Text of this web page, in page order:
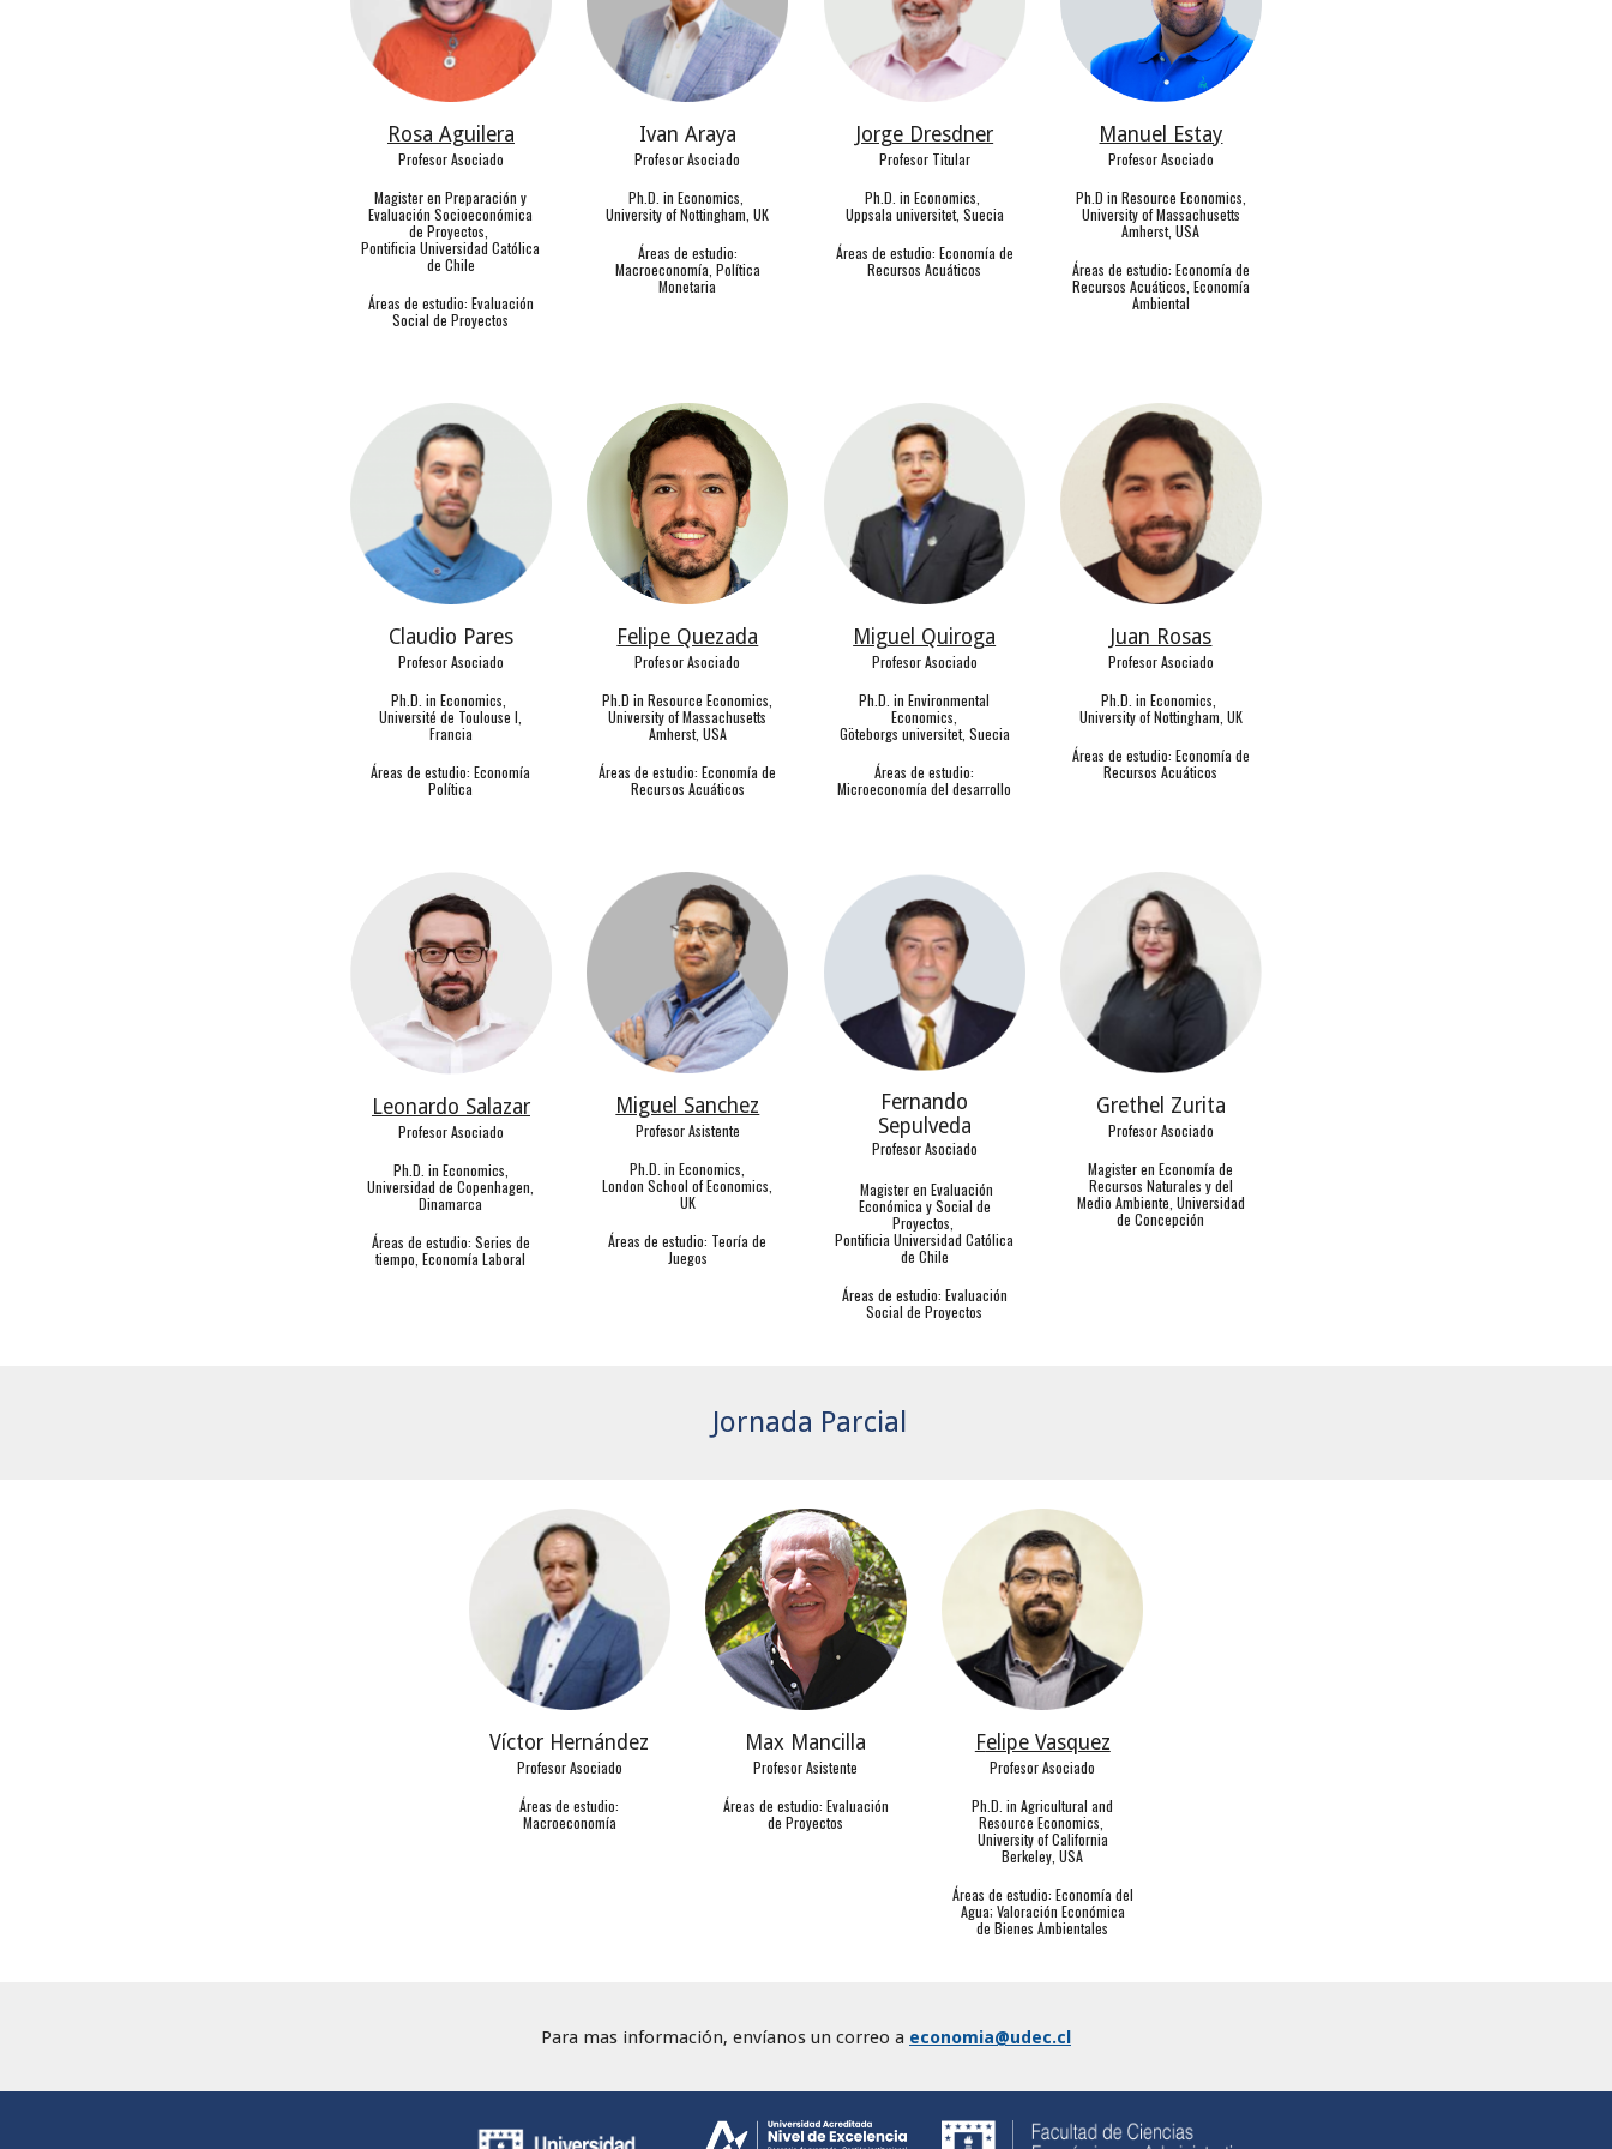
Rosa Aguilera
Profesor Asociado
Magister en Preparación y
Evaluación Socioeconómica
de Proyectos,
Pontificia Universidad Católica
de Chile
Áreas de estudio: Evaluación
Social de Proyectos
Ivan Araya
Profesor Asociado
Ph.D. in Economics,
University of Nottingham, UK
Áreas de estudio:
Macroeconomía, Política
Monetaria
Jorge Dresdner
Profesor Titular
Ph.D. in Economics,
Uppsala universitet, Suecia
Áreas de estudio: Economía de
Recursos Acuáticos
Manuel Estay
Profesor Asociado
Ph.D in Resource Economics,
University of Massachusetts
Amherst, USA
Áreas de estudio: Economía de
Recursos Acuáticos , Economía
Ambiental
Claudio Pares
Profesor Asociado
Ph.D. in Economics,
Université de Toulouse I,
Francia
Áreas de estudio: Economía
Política
Felipe Quezada
Profesor Asociado
Ph.D in Resource Economics,
University of Massachusetts
Amherst, USA
Áreas de estudio: Economía de
Recursos Acuáticos
Miguel Quiroga
Profesor Asociado
Ph.D. in Environmental
Economics,
Göteborgs universitet, Suecia
Áreas de estudio:
Microeconomía del desarrollo
Juan Rosas
Profesor Asociado
Ph.D. in Economics,
University of Nottingham, UK
Áreas de estudio: Economía de
Recursos Acuáticos
Leonardo Salazar
Profesor Asociado
Ph.D. in Economics,
Universidad de Copenhagen,
Dinamarca
Áreas de estudio: Series de
tiempo, Economía Laboral
Miguel Sanchez
Profesor Asistente
Ph.D. in Economics,
London School of Economics,
UK
Áreas de estudio: Teoría de
Juegos
Fernando
Sepulveda
Profesor Asociado
Magister en Evaluación
Económica y Social de
Proyectos,
Pontificia Universidad Católica
de Chile
Áreas de estudio: Evaluación
Social de Proyectos
Grethel Zurita
Profesor Asociado
Magister en Economía de
Recursos Naturales y del
Medio Ambiente, Universidad
de Concepción
Jornada Parcial
Víctor Hernández
Profesor Asociado
Áreas de estudio:
Macroeconomía
Max Mancilla
Profesor Asistente
Áreas de estudio: Evaluación
de Proyectos
Felipe Vasquez
Profesor Asociado
Ph.D. in Agricultural and
Resource Economics,
University of California
Berkeley, USA
Áreas de estudio: Economía del
Agua; Valoración Económica
de Bienes Ambientales
Para mas información, envíanos un correo a economia@udec.cl